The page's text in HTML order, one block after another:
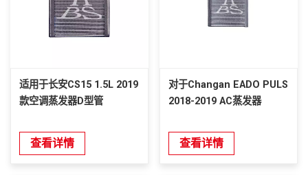
适用于长安CS15 1.5L 2019
款空调蒸发器D型管
查看详情
对于Changan EADO PULS
2018-2019 AC蒸发器
查看详情